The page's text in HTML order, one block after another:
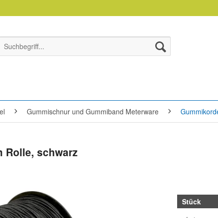
Gummischnur und Gummiband Meterware
Rolle, schwarz
Stück